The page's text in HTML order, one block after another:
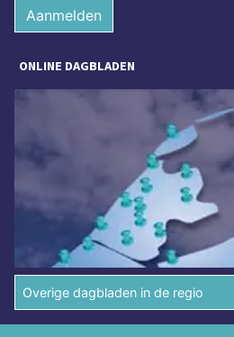
Aanmelden
ONLINE DAGBLADEN
Overige dagbladen in de regio